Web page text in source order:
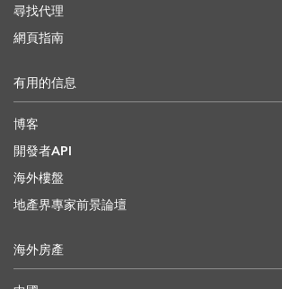
尋找代理
網頁指南
有用的信息
博客
開發者API
海外樓盤
地產界專家前景論壇
海外房產